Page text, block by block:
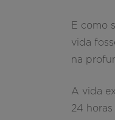
E como
vida
na
A vida
24